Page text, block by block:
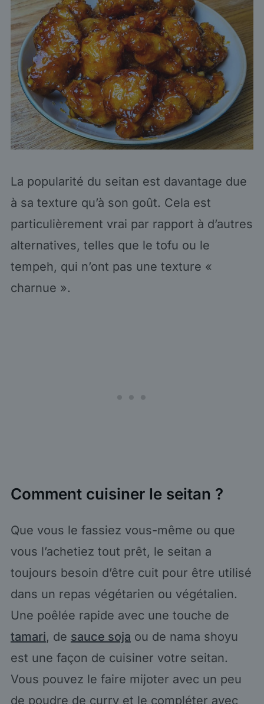
La popularité du seitan est davantage due
à sa texture qu’à son goût. Cela est
particulièrement vrai par rapport à d’autres
alternatives, telles que le tofu ou le
tempeh, qui n’ont pas une texture «
charnue ».
Comment cuisiner le seitan ?
Que vous le fassiez vous-même ou que
vous l’achetiez tout prêt, le seitan a
toujours besoin d’être cuit pour être utilisé
dans un repas végétarien ou végétalien.
Une poêlée rapide avec une touche de
tamari, de sauce soja ou de nama shoyu
est une façon de cuisiner votre seitan.
Vous pouvez le faire mijoter avec un peu
de poudre de curry et le compléter avec